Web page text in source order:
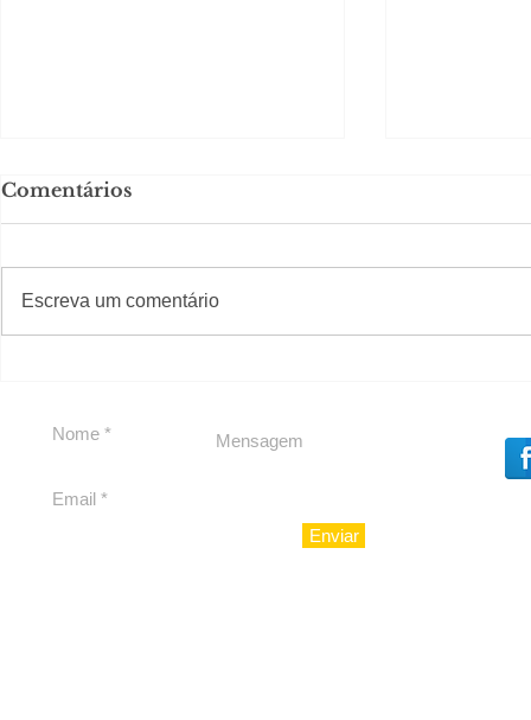
Comentários
Escreva um comentário
#Sugestões
Enviar